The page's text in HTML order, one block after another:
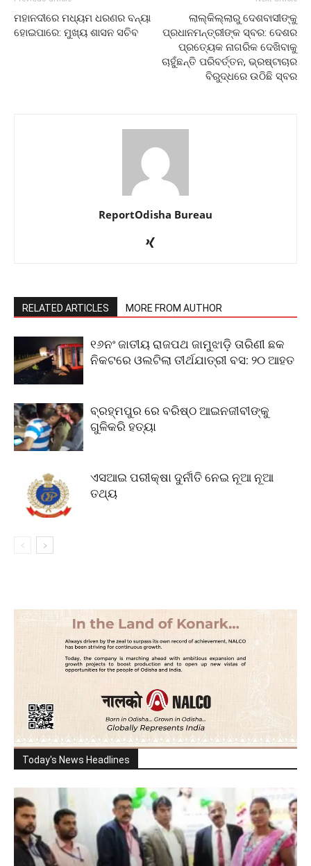
ମହାନଦୀରେ ମଧ୍ୟମ ଧରଣର ବନ୍ୟା
ହୋଇପାରେ: ମୁଖ୍ୟ ଶାସନ ସଚିବ
ଲାଲ୍‌କିଲ୍ଲାରୁ ଦେଶବାସୀଙ୍କୁ
ପ୍ରଧାନମନ୍ତ୍ରୀଙ୍କ ସ୍ବର: ଦେଶର
ପ୍ରତ୍ୟେକ ନାଗରିକ ଦେଖିବାକୁ
ଚାହୁଁଛନ୍ତି ପରିବର୍ତ୍ତନ, ଭ୍ରଷ୍ଟାଚାର
ବିରୁଦ୍ଧରେ ଉଠିଛି ସ୍ବର
ReportOdisha Bureau
RELATED ARTICLES MORE FROM AUTHOR
୧୬ନଂ ଜାତୀୟ ରାଜପଥ ଜାମୁଝାଡ଼ି ତାରିଣୀ ଛକ
ନିକଟରେ ଓଲଟିଲା ତୀର୍ଥଯାତ୍ରୀ ବସ: ୨୦ ଆହତ
ବ୍ରହ୍ମପୁର ରେ ବରିଷ୍ଠ ଆଇନଜୀବୀଙ୍କୁ
ଗୁଳିକରି ହତ୍ୟା
ଏସଆଇ ପରୀକ୍ଷା ଦୁର୍ନୀତି ନେଇ ନୂଆ ନୂଆ
ତଥ୍ୟ
Today's News Headlines